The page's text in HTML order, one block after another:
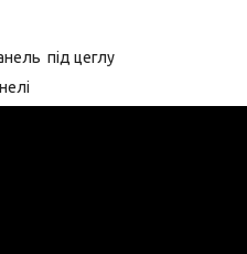
під цеглу